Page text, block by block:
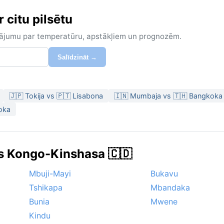
citu pilsētu
par temperatūru, apstākļiem un prognozēm.
Salīdzināt →
🇯🇵 Tokija vs 🇵🇹 Lisabona
🇮🇳 Mumbaja vs 🇹🇭 Bangkoka
Kongo-Kinshasa 🇨🇩
Mbuji-Mayi
Bukavu
Tshikapa
Mbandaka
Bunia
Mwene
Kindu